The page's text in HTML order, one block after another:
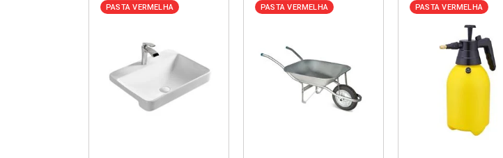
PASTA VERMELHA PASTA VERMELHA PASTA VERMELHA